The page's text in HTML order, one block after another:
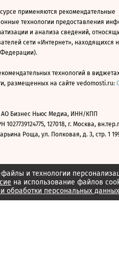
и технологии
на использование файлов
обработки персональных
применяются рекомендательные
технологии предоставления
и анализа сведений,
сети «Интернет», находящихся
Федерации).
технологий в
размещенных на сайте vedomosti.ru:
Бизнес Ньюс Медиа, ИНН/КПП
1027739124775, 127018, г. Москва,
Роща, ул. Полковая, д. 3, стр. 1